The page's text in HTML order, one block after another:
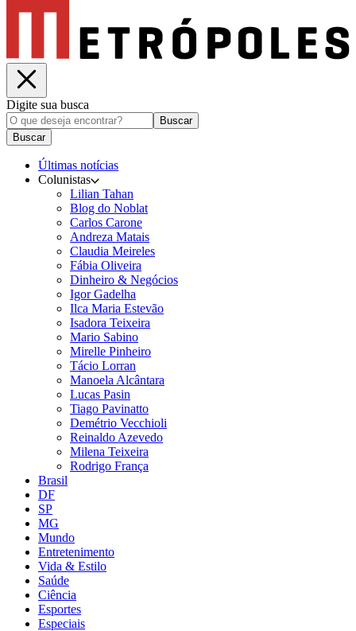
Digite sua busca
Buscar
Buscar
Últimas notícias
Colunistas
Lilian Tahan
Blog do Noblat
Carlos Carone
Andreza Matais
Claudia Meireles
Fábia Oliveira
Dinheiro & Negócios
Igor Gadelha
Ilca Maria Estevão
Isadora Teixeira
Mario Sabino
Mirelle Pinheiro
Tácio Lorran
Manoela Alcântara
Lucas Pasin
Tiago Pavinatto
Demétrio Vecchioli
Reinaldo Azevedo
Milena Teixeira
Rodrigo França
Brasil
DF
SP
MG
Mundo
Entretenimento
Vida & Estilo
Saúde
Ciência
Esportes
Especiais